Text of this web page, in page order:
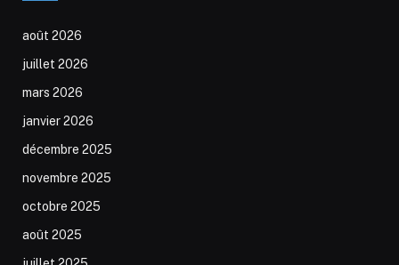
août 2026
juillet 2026
mars 2026
janvier 2026
décembre 2025
novembre 2025
octobre 2025
août 2025